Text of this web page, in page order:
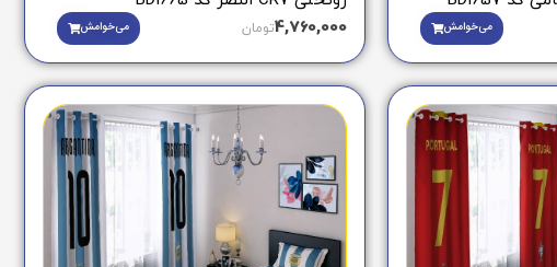
می‌خوامش 4,760,000تومان می‌خوامش